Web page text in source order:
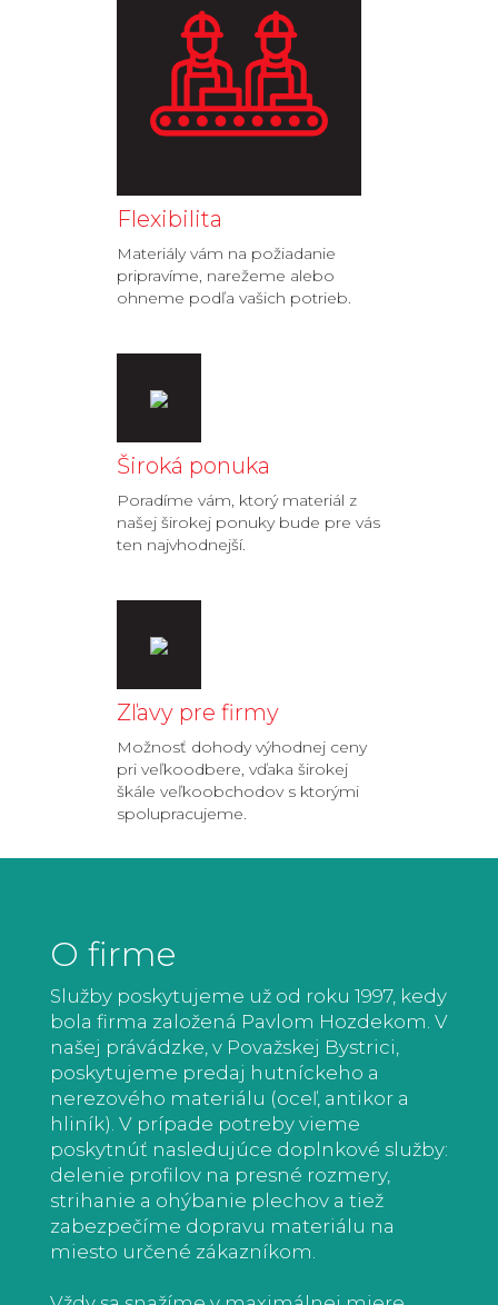
Flexibilita
Materiály vám na požiadanie
pripravíme, narežeme alebo
ohneme podľa vašich potrieb.
Široká ponuka
Poradíme vám, ktorý materiál z
našej širokej ponuky bude pre vás
ten najvhodnejší.
Zľavy pre firmy
Možnosť dohody výhodnej ceny
pri veľkoodbere, vďaka širokej
škále veľkoobchodov s ktorými
spolupracujeme.
O firme
Služby poskytujeme už od roku 1997, kedy
bola firma založená Pavlom Hozdekom. V
našej právádzke, v Považskej Bystrici,
poskytujeme predaj hutníckeho a
nerezového materiálu (oceľ, antikor a
hliník). V prípade potreby vieme
poskytnúť nasledujúce doplnkové služby:
delenie profilov na presné rozmery,
strihanie a ohýbanie plechov a tiež
zabezpečíme dopravu materiálu na
miesto určené zákazníkom.